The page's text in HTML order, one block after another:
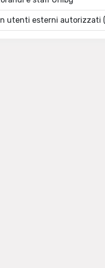
utenti esterni autorizzati